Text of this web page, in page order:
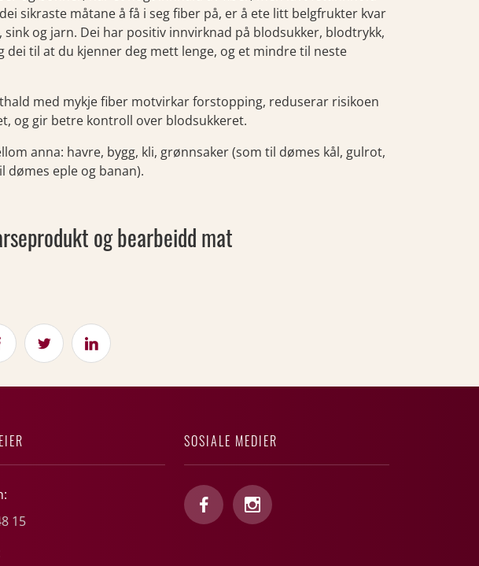
sikraste måtane å få i seg fiber på, er å ete litt belgfrukter kvar
og jarn. Dei har positiv innvirknad på blodsukker, blodtrykk,
dei til at du kjenner deg mett lenge, og et mindre til neste
med mykje fiber motvirkar forstopping, reduserar risikoen
og gir betre kontroll over blodsukkeret.
anna: havre, bygg, kli, grønnsaker (som til dømes kål, gulrot,
eple og banan).
og bearbeidd mat
15
SOSIALE MEDIER